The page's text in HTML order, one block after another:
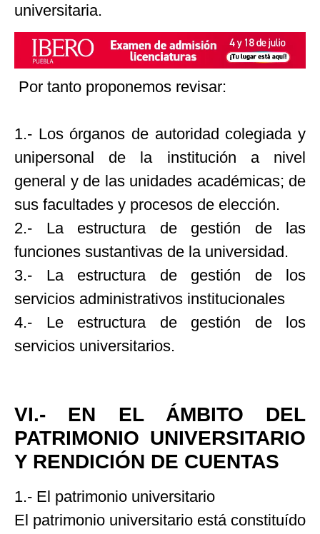
universitaria.
Por tanto proponemos revisar:
1.- Los órganos de autoridad colegiada y
unipersonal de la institución a nivel
general y de las unidades académicas; de
sus facultades y procesos de elección.
2.- La estructura de gestión de las
funciones sustantivas de la universidad.
3.- La estructura de gestión de los
servicios administrativos institucionales
4.- Le estructura de gestión de los
servicios universitarios.
VI.- EN EL ÁMBITO DEL
PATRIMONIO UNIVERSITARIO
Y RENDICIÓN DE CUENTAS
1.- El patrimonio universitario
El patrimonio universitario está constituído